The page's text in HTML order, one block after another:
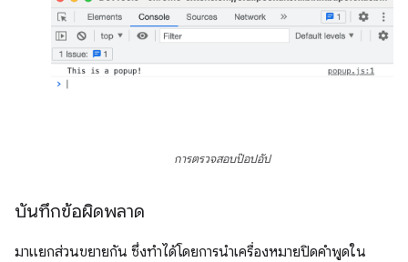
การตรวจสอบป๊อปอัป
บันทึกข้อผิดพลาด
มาแยกส่วนขยายกัน ซึ่งทำได้โดยการนําเครื่องหมายปิดคําพูดใน